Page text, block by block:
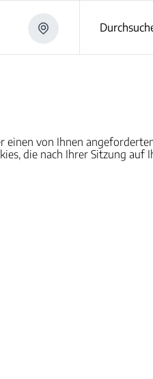
von Ihnen
die nach Ihrer Sitzung auf